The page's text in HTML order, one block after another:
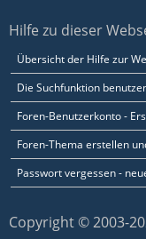
Hilfe zu dieser
Übersicht der Hilfe zur
Die Suchfunktion
Foren-Benutzerkonto -
Foren-Thema erstellen
Passwort vergessen -
Copyright © 2003-